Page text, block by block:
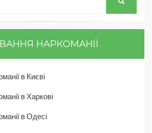
НАРКОМАНІЇ
в Києві
в Харкові
в Одесі